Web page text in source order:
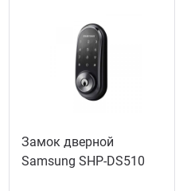
Замок дверной
Samsung SHP-DS510